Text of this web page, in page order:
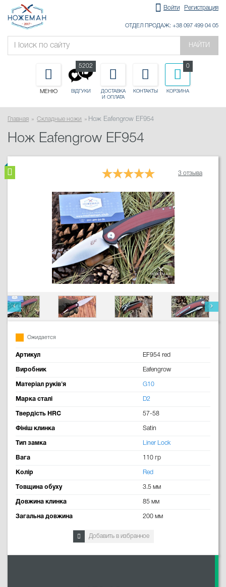
Войти Регистрация
ОТДЕЛ ПРОДАЖ: +38 097 499 04 05
НАЙТИ
МЕНЮ ВІДГУКИ
5202
ДОСТАВКА
И ОПЛАТА
КОНТАКТЫ КОРЗИНА
0
Главная Складные ножи Нож Eafengrow EF954
Нож Eafengrow EF954
3 отзыва
Ожидается
Артикул EF954 red
Виробник Eafengrow
Матеріал руків'я G10
Марка сталі D2
Твердість HRC 57-58
Фініш клинка Satin
Тип замка Liner Lock
Вага 110 гр
Колір Red
Товщина обуху 3.5 мм
Довжина клинка 85 мм
Загальна довжина 200 мм
Добавить в избранное